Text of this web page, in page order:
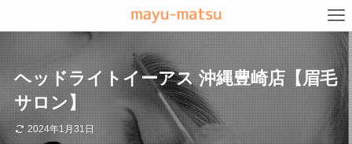
ヘッドライトイーアス 沖縄豊崎店【眉毛
サロン】
2024年1月31日